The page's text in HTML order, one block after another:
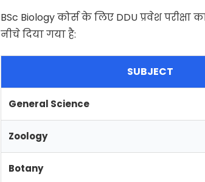
BSc Biology कोर्स के लिए DDU प्रवेश
नीचे दिया गया है:
SUBJECT
General Science
Zoology
Botany